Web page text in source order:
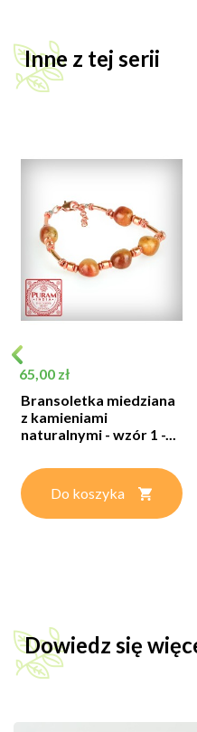
Inne z tej serii
Cena
65,00 zł
Bransoletka miedziana
z kamieniami
naturalnymi - wzór 1 -...
Do koszyka
Dowiedz się